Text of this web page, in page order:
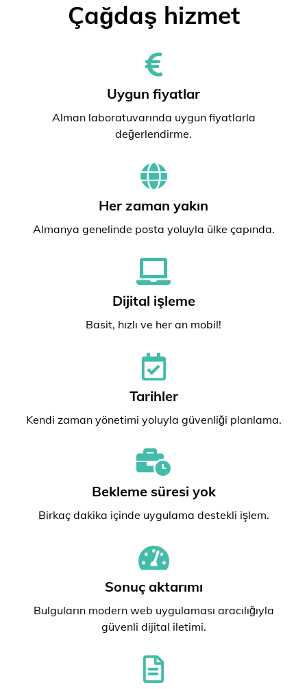
Çağdaş hizmet
Uygun fiyatlar
Alman laboratuvarında uygun fiyatlarla
değerlendirme.
Her zaman yakın
Almanya genelinde posta yoluyla ülke çapında.
Dijital işleme
Basit, hızlı ve her an mobil!
Tarihler
Kendi zaman yönetimi yoluyla güvenliği planlama.
Bekleme süresi yok
Birkaç dakika içinde uygulama destekli işlem.
Sonuç aktarımı
Bulguların modern web uygulaması aracılığıyla
güvenli dijital iletimi.